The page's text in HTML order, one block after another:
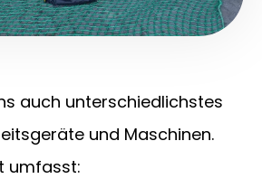
auch unterschiedlichstes
und Maschinen.
umfasst: